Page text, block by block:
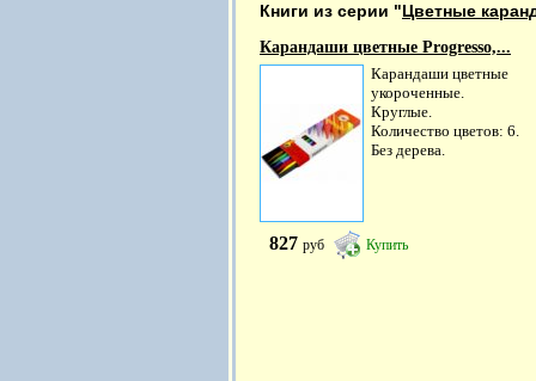
Книги из серии "Цветные
Карандаши цветные Progresso,...
Карандаши цветные
укороченные.
Круглые.
Количество цветов: 6.
Без дерева.
827 руб Купить